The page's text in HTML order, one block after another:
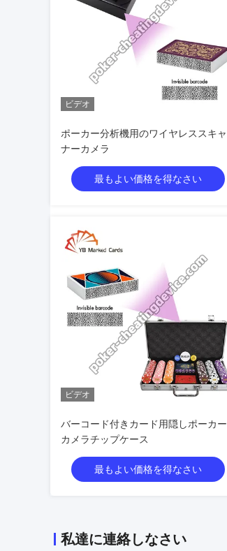
ビデオ
ポーカー分析機用のワイヤレススキャ
ナーカメラ
最もよい価格を得なさい
ビデオ
バーコード付きカード用隠しポーカー
カメラチップケース
最もよい価格を得なさい
私達に連絡しなさい